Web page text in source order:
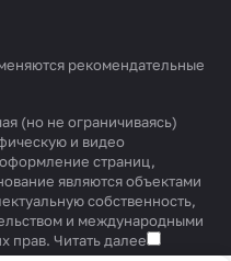
рекомендательные
(но не ограничиваясь)
и видео
страниц,
являются объектами
собственность,
и международными
прав. Читать далее